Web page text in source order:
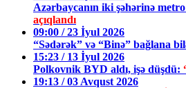
Azərbaycanın iki şəhərinə
açıqlandı
09:00 / 23 İyul 2026
“Sədərək” və “Binə” bağlana
15:23 / 13 İyul 2026
Polkovnik BYD aldı, işə düşdü:
19:13 / 03 Avqust 2026